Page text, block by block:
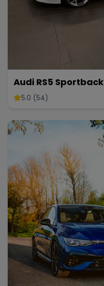
Audi RS5 Sportback
5.0 (54)